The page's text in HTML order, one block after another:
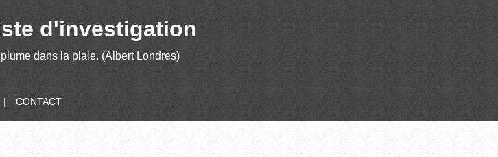
d'investigation
dans la plaie. (Albert Londres)
| CONTACT